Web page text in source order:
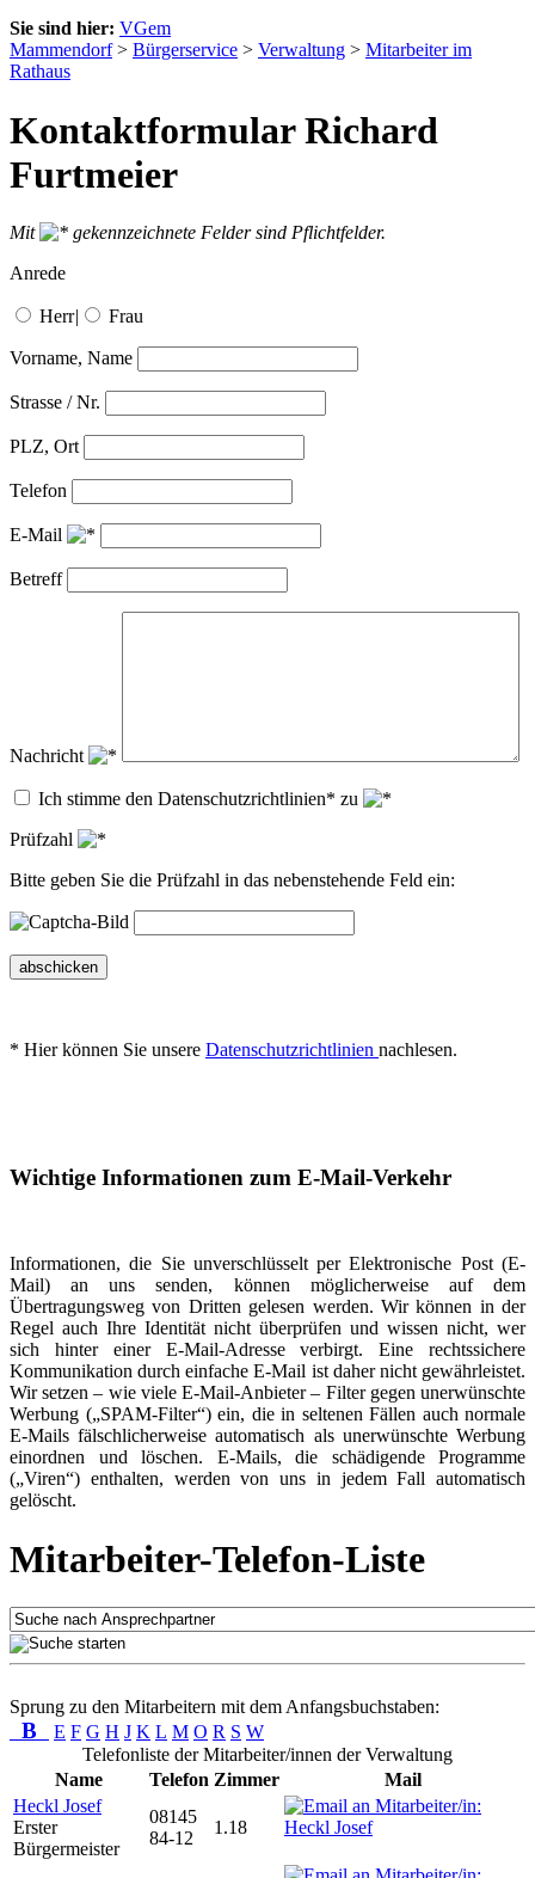
Sie sind hier: VGem
Mammendorf> Bürgerservice > Verwaltung > Mitarbeiter im
Rathaus
Kontaktformular Richard
Furtmeier
Mit
gekennzeichnete Felder sind Pflichtfelder.
Anrede
Herr| Frau
Vorname, Name
Strasse / Nr.
PLZ, Ort
Telefon
E-Mail
Betreff
Nachricht
Ich stimme den Datenschutzrichtlinien* zu
Prüfzahl
Bitte geben Sie die Prüfzahl in das nebenstehende Feld ein:
abschicken
* Hier können Sie unsere Datenschutzrichtlinien nachlesen.
Wichtige Informationen zum E-Mail-Verkehr
Informationen, die Sie unverschlüsselt per Elektronische Post (E-
Mail) an uns senden, können möglicherweise auf dem
Übertragungsweg von Dritten gelesen werden. Wir können in der
Regel auch Ihre Identität nicht überprüfen und wissen nicht, wer
sich hinter einer E-Mail-Adresse verbirgt. Eine rechtssichere
Kommunikation durch einfache E-Mail ist daher nicht gewährleistet.
Wir setzen – wie viele E-Mail-Anbieter – Filter gegen unerwünschte
Werbung („SPAM-Filter“) ein, die in seltenen Fällen auch normale
E-Mails fälschlicherweise automatisch als unerwünschte Werbung
einordnen und löschen. E-Mails, die schädigende Programme
(„Viren“) enthalten, werden von uns in jedem Fall automatisch
gelöscht.
Mitarbeiter-Telefon-Liste
Sprung zu den Mitarbeitern mit dem Anfangsbuchstaben:
B E F G H J K L M O R S W
Telefonliste der Mitarbeiter/innen der Verwaltung
Name
Telefon Zimmer
Mail
Heckl Josef
Erster
Bürgermeister
08145
84-12
1.18